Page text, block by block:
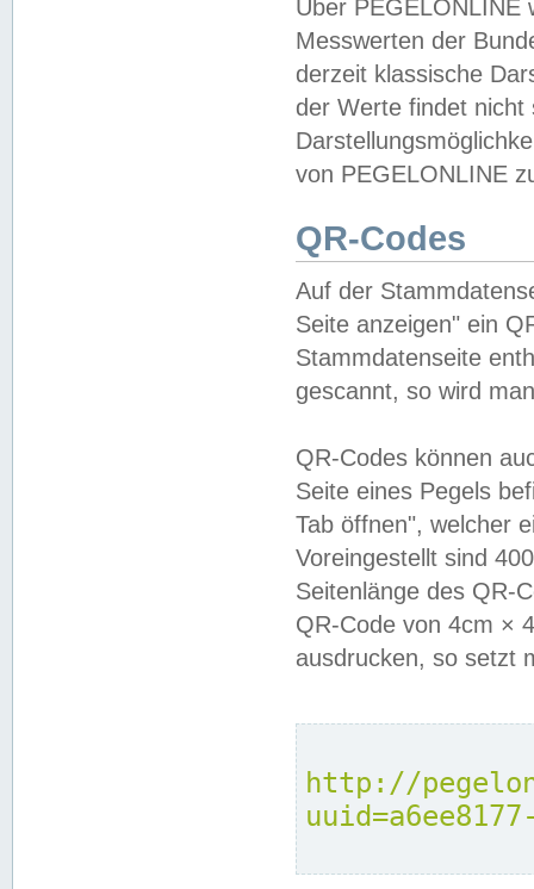
Über PEGELONLINE
Messwerten der
derzeit klassische
der Werte findet
von PEGELONLINE
QR-Codes
Auf der
Seite anzeigen" ein
Stammdatenseite
gescannt, so wird
QR-Codes können
Seite eines Pegels
Tab öffnen", welcher
Voreingestellt sind
Seitenlänge des QR-
QR-Code von 4cm ×
ausdrucken, so setzt
http://